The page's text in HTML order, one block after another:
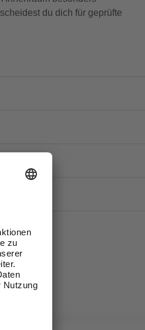
du dich für geprüfte